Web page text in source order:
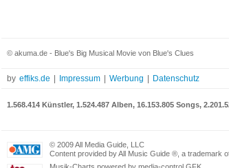
© akuma.de - Blue's Big Musical Movie von Blue's Clues
by effiks.de Impressum Werbung Datenschutz
1.568.414 Künstler, 1.524.487 Alben, 16.153.805 Songs,
© 2009 All Media Guide, LLC
Content provided by All Music Guide ®, a trademark